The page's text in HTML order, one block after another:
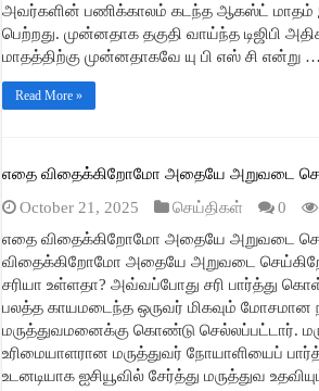
அவர்களின் பணிக்காலம் கடந்த ஆகஸ்ட் மாதம்
பெற்றது. முன்னதாக தகுதி வாய்ந்த டிஜிபி
மாதத்திற்கு முன்னதாகவே யு பி எஸ் சி என்று …
Read More »
எதை விதைக்கிறோமோ அதையே அறுவடை
October 21, 2025
செய்திகள் 0
எதை விதைக்கிறோமோ அதையே அறுவடை
விதைக்கிறோமோ அதையே அறுவடை
சரியா உள்ளதா? அவ்வப்போது சரி பார்த்து
பலத்த காயமடைந்த ஒருவர் மிகவும் மோசமான
மருத்துவமனைக்கு கொண்டு செல்லப்பட்டார்.
உரிமையாளரான மருத்துவர் நோயாளியைப்
உடனடியாக ஐசியூவில் சேர்த்து மருத்துவ